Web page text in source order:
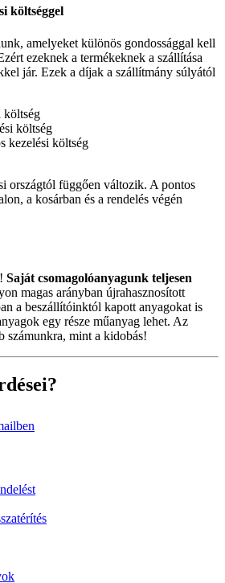
költséggel
amelyeket különös gondossággal kell
ezeknek a termékeknek a szállítása
jár. Ezek a díjak a szállítmány súlyától
költség
költség
kezelési költség
országtól függően változik. A pontos
a kosárban és a rendelés végén
Saját csomagolóanyagunk teljesen
magas arányban újrahasznosított
a beszállítóinktól kapott anyagokat is
egy része műanyag lehet. Az
számunkra, mint a kidobás!